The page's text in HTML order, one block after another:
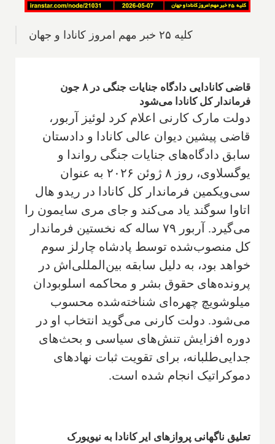
کلیه ۲۵ خبر مهم امروز کانادا و جهان
قاضی کانادایی دادگاه جنایات جنگی در ۸ جون
فرماندار کل کانادا می‌شود
دولت مارک کارنی اعلام کرد لوئیز آربور،
قاضی پیشین دیوان عالی کانادا و دادستان
سابق دادگاه‌های جنایات جنگی رواندا و
یوگسلاوی، روز ۸ ژوئن ۲۰۲۶ به عنوان
سی‌و‌یکمین فرماندار کل کانادا در ریدو هال
اتاوا سوگند یاد می‌کند و جای مری سایمون را
می‌گیرد. آربور ۷۹ ساله که نخستین فرماندار
کل منصوب‌شده توسط پادشاه چارلز سوم
خواهد بود، به دلیل سابقه بین‌المللی‌اش در
پرونده‌های حقوق بشر و محاکمه اسلوبودان
میلوشویچ چهره‌ای شناخته‌شده محسوب
می‌شود. دولت کارنی می‌گوید انتخاب او در
دوره افزایش تنش‌های سیاسی و بحث‌های
جدایی‌طلبانه، برای تقویت ثبات نهادهای
دموکراتیک انجام شده است.
تعلیق ناگهانی پروازهای ایر کانادا به نیویورک